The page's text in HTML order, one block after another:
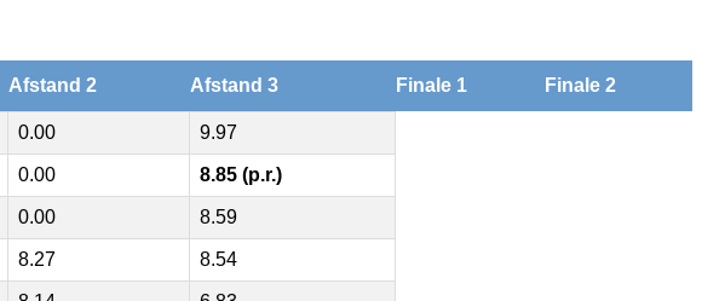
Afstand 2 Afstand 3 Finale 1 Finale 2
0.00 9.97
0.00 8.85 (p.r.)
0.00 8.59
8.27 8.54